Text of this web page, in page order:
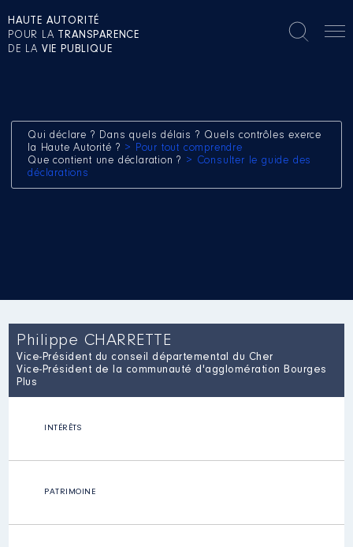
HAUTE AUTORITÉ
POUR LA TRANSPARENCE
DE LA VIE PUBLIQUE
Qui déclare ? Dans quels délais ? Quels contrôles exerce
la Haute Autorité ? > Pour tout comprendre
Que contient une déclaration ? > Consulter le guide des
déclarations
Philippe CHARRETTE
Vice-Président du conseil départemental du Cher
Vice-Président de la communauté d'agglomération Bourges
Plus
INTÉRÊTS
PATRIMOINE